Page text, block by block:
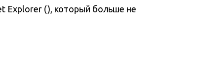
Explorer (), который больше не